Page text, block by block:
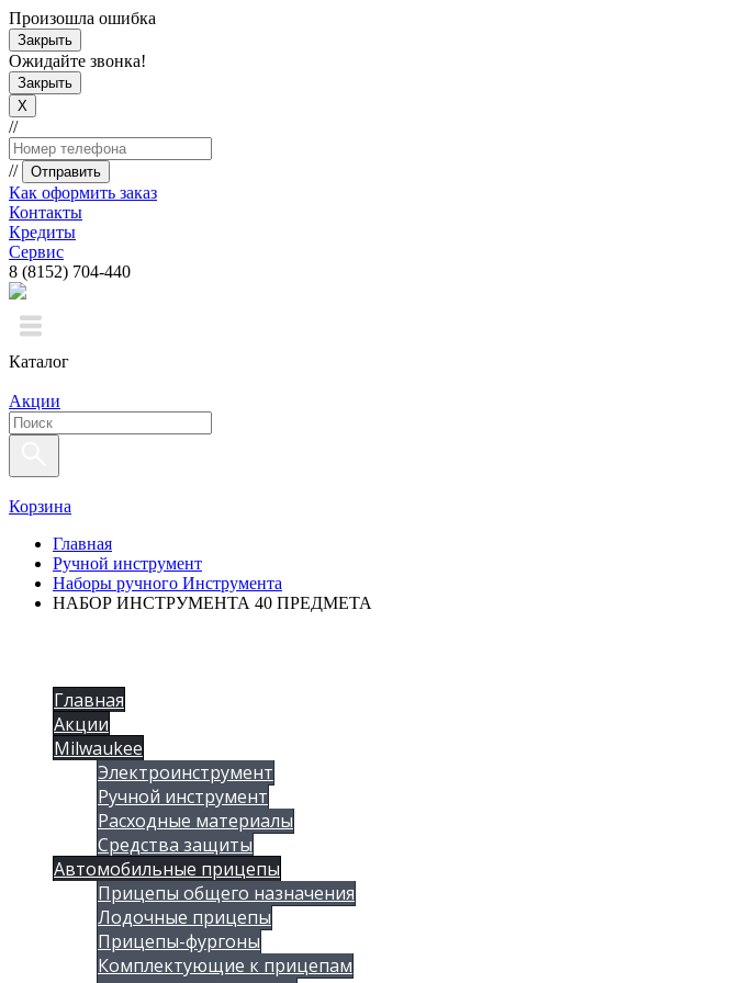
Произошла ошибка
Закрыть
Ожидайте звонка!
Закрыть
X
//
// Отправить
Как оформить заказ
Контакты
Кредиты
Сервис
8 (8152) 704-440
Каталог
Акции
Корзина
Главная
Ручной инструмент
Наборы ручного Инструмента
НАБОР ИНСТРУМЕНТА 40 ПРЕДМЕТА
Главная
Акции
Milwaukee
Электроинструмент
Ручной инструмент
Расходные материалы
Средства защиты
Автомобильные прицепы
Прицепы общего назначения
Лодочные прицепы
Прицепы-фургоны
Комплектующие к прицепам